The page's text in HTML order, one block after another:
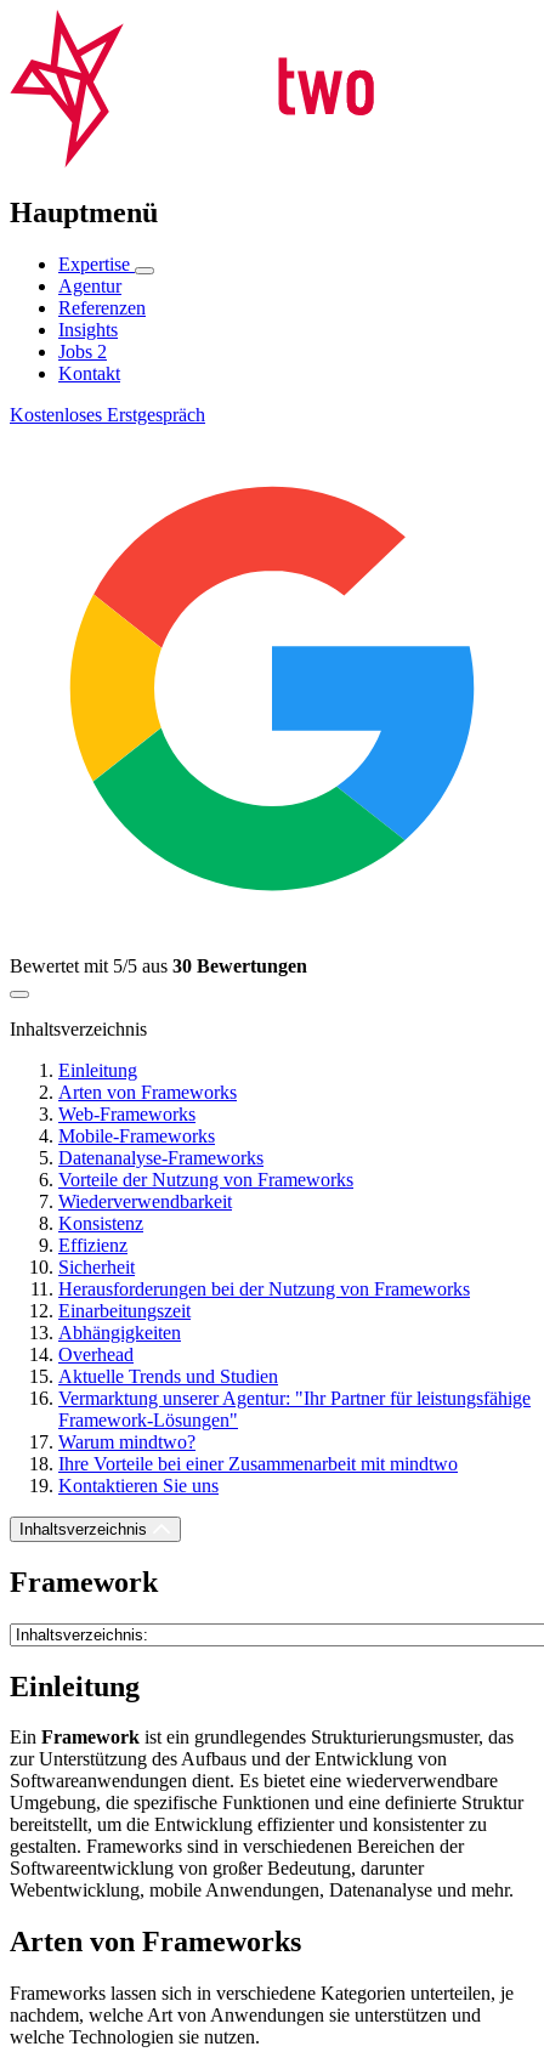
Hauptmenü
Expertise
Agentur
Referenzen
Insights
Jobs 2
Kontakt
Kostenloses Erstgespräch
Bewertet mit 5/5 aus 30 Bewertungen
Inhaltsverzeichnis
Einleitung
Arten von Frameworks
Web-Frameworks
Mobile-Frameworks
Datenanalyse-Frameworks
Vorteile der Nutzung von Frameworks
Wiederverwendbarkeit
Konsistenz
Effizienz
Sicherheit
Herausforderungen bei der Nutzung von Frameworks
Einarbeitungszeit
Abhängigkeiten
Overhead
Aktuelle Trends und Studien
Vermarktung unserer Agentur: "Ihr Partner für leistungsfähige
Framework-Lösungen"
Warum mindtwo?
Ihre Vorteile bei einer Zusammenarbeit mit mindtwo
Kontaktieren Sie uns
Inhaltsverzeichnis
Framework
Einleitung
Ein Framework ist ein grundlegendes Strukturierungsmuster, das
zur Unterstützung des Aufbaus und der Entwicklung von
Softwareanwendungen dient. Es bietet eine wiederverwendbare
Umgebung, die spezifische Funktionen und eine definierte Struktur
bereitstellt, um die Entwicklung effizienter und konsistenter zu
gestalten. Frameworks sind in verschiedenen Bereichen der
Softwareentwicklung von großer Bedeutung, darunter
Webentwicklung, mobile Anwendungen, Datenanalyse und mehr.
Arten von Frameworks
Frameworks lassen sich in verschiedene Kategorien unterteilen, je
nachdem, welche Art von Anwendungen sie unterstützen und
welche Technologien sie nutzen.